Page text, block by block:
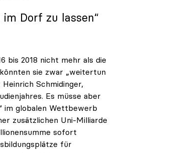
Dorf zu lassen“
bis 2018 nicht mehr als die
sie zwar „weitertun
Schmidinger,
Es müsse aber
im globalen Wettbewerb
zusätzlichen Uni-Milliarde
sofort
für